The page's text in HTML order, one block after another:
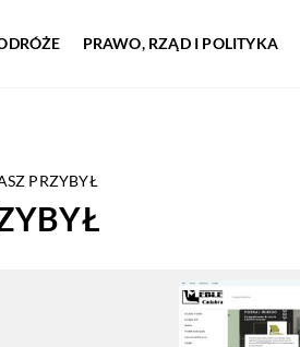
PRAWO, RZĄD I POLITYKA
PRZYBYŁ